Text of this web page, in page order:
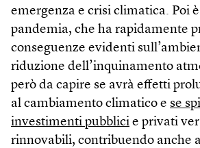
emergenza e crisi climatica. Poi
pandemia, che ha rapidamente
conseguenze evidenti
riduzione dell’inquinamento
però da capire se avrà effetti
al cambiamento climatico e se
investimenti pubblici e privati
rinnovabili, contribuendo anche